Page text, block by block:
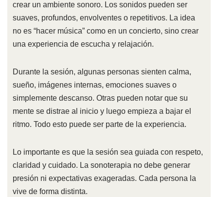
crear un ambiente sonoro. Los sonidos pueden ser
suaves, profundos, envolventes o repetitivos. La idea
no es “hacer música” como en un concierto, sino crear
una experiencia de escucha y relajación.
Durante la sesión, algunas personas sienten calma,
sueño, imágenes internas, emociones suaves o
simplemente descanso. Otras pueden notar que su
mente se distrae al inicio y luego empieza a bajar el
ritmo. Todo esto puede ser parte de la experiencia.
Lo importante es que la sesión sea guiada con respeto,
claridad y cuidado. La sonoterapia no debe generar
presión ni expectativas exageradas. Cada persona la
vive de forma distinta.